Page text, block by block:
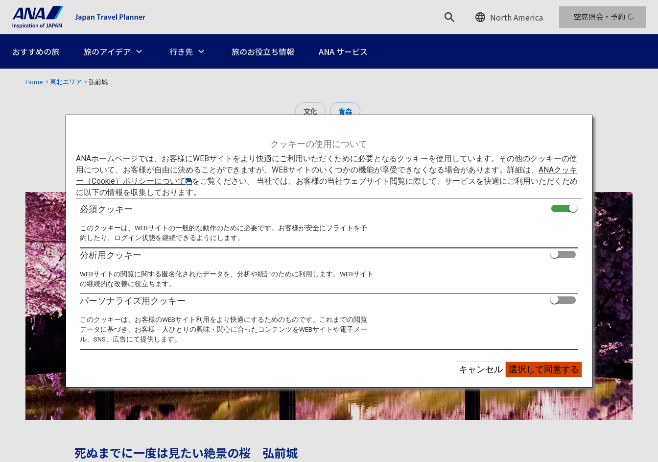
North America 空席照会・予約
おすすめの旅 旅のアイデア 行き先 旅のお役立ち情報 ANA サービス
Home 東北エリア 弘前城
文化 青森
弘前城
死ぬまでに一度は見たい絶景の桜 弘前城
クッキーの使用について
ANAホームページでは、お客様にWEBサイトをより快適にご利用いただくために必要となるクッキーを使用しています。その他のクッキーの使
用について、お客様が自由に決めることができますが、WEBサイトのいくつかの機能が享受できなくなる場合があります。詳細は、ANAクッキ
ー（Cookie）ポリシーについて
をご覧ください。 当社では、お客様の当社ウェブサイト閲覧に際して、サービスを快適にご利用いただくため
に以下の情報を収集しております。
必須クッキー
このクッキーは、WEBサイトの一般的な動作のために必要です。お客様が安全にフライトを予
約したり、ログイン状態を継続できるようにします。
分析用クッキー
WEBサイトの閲覧に関する匿名化されたデータを、分析や統計のために利用します。WEBサイト
の継続的な改善に役立ちます。
パーソナライズ用クッキー
このクッキーは、お客様のWEBサイト利用をより快適にするためのものです。これまでの閲覧
データに基づき、お客様一人ひとりの興味・関心に合ったコンテンツをWEBサイトや電子メー
ル、SNS、広告にて提供します。
選択して同意する
キャンセル